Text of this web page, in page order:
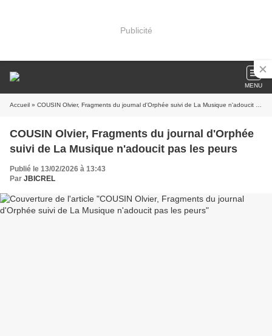
Publicité
MENU
Accueil » COUSIN Olvier, Fragments du journal d'Orphée suivi de La Musique n'adoucit pas les peurs
COUSIN Olvier, Fragments du journal d'Orphée
suivi de La Musique n'adoucit pas les peurs
Publié le 13/02/2026 à 13:43
Par JBICREL